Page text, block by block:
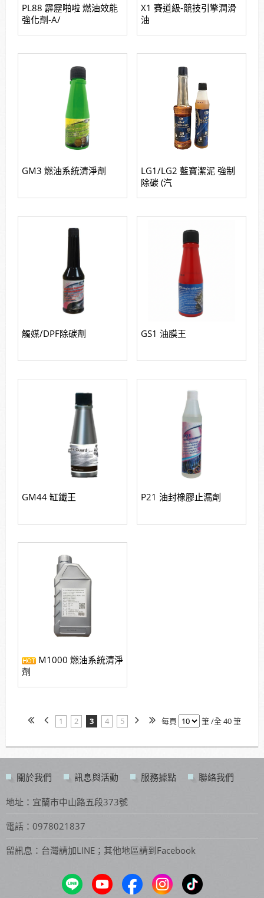
PL88 霹靂啪啦 燃油效能
強化劑-A/
X1 賽道級-競技引擎潤滑
油
GM3 燃油系統清淨劑
LG1/LG2 藍寶潔泥 強制
除碳 (汽
觸媒/DPF除碳劑 GS1 油膜王
GM44 缸鐵王 P21 油封橡膠止漏劑
M1000 燃油系統清淨
劑
1 2 3 4 5 每頁 筆 /全 40 筆
關於我們 訊息與活動 服務據點 聯絡我們
地址：宜蘭市中山路五段373號
電話：0978021837
留訊息：台灣請加LINE；其他地區請到Facebook